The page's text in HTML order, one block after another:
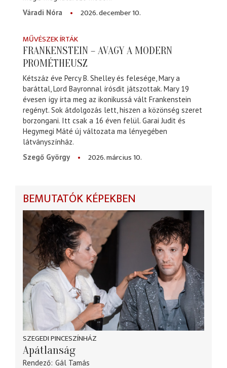
Váradi Nóra
2026. december 10.
MŰVÉSZEK ÍRTÁK
FRANKENSTEIN – AVAGY A MODERN
PROMÉTHEUSZ
Kétszáz éve Percy B. Shelley és felesége, Mary a
baráttal, Lord Bayronnal írósdit játszottak. Mary 19
évesen így írta meg az ikonikussá vált Frankenstein
regényt. Sok átdolgozás lett, hiszen a közönség szeret
borzongani. Itt csak a 16 éven felül. Garai Judit és
Hegymegi Máté új változata ma lényegében
látványszínház.
Szegő György
2026. március 10.
BEMUTATÓK KÉPEKBEN
SZEGEDI PINCESZÍNHÁZ
Apátlanság
Rendező Gál Tamás